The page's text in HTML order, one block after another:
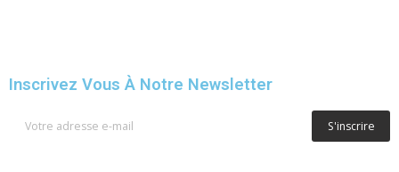
Inscrivez Vous À Notre Newsletter
S'inscrire